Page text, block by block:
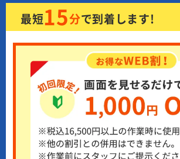
最短15分で到着します!